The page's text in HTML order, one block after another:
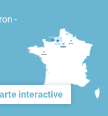
-
interactive